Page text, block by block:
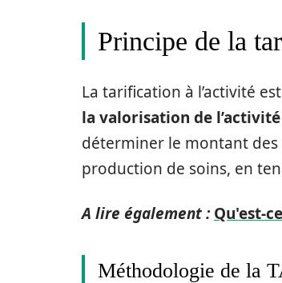
Principe de la
La tarification à l’activité
la valorisation de l’activité
déterminer le montant des
production de soins, en
A lire également : Qu'est-
Méthodologie de la